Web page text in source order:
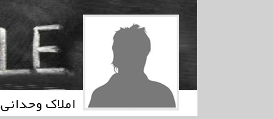
املاک وحدانی